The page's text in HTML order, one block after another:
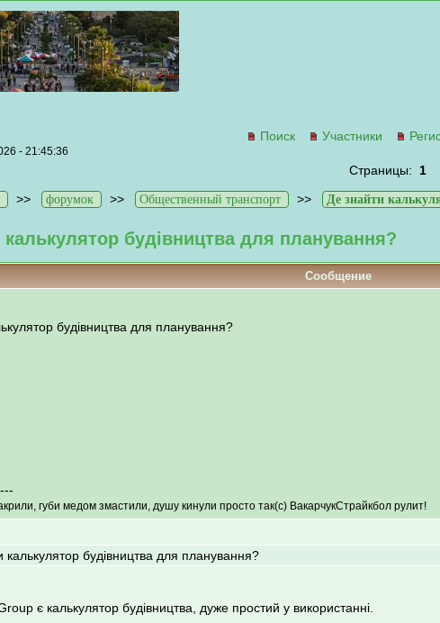
Поиск Участники
- 21:45:36
Страницы: 1
>> форумок >> Общественный транспорт >> Де знайти
калькулятор будівництва для планування?
Сообщение
будівництва для планування?
губи медом змастили, душу кинули просто так(с) ВакарчукСтрайкбол рулит!
калькулятор будівництва для планування?
є калькулятор будівництва, дуже простий у використанні.